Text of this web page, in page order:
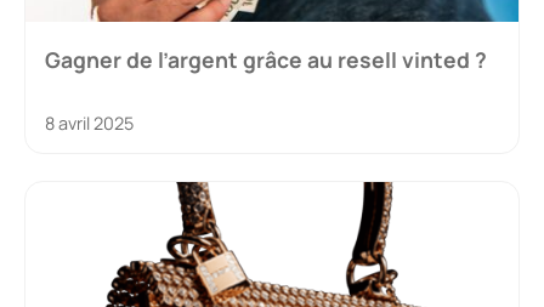
Gagner de l’argent grâce au resell vinted ?
8 avril 2025